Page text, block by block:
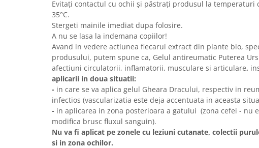
Evitați contactul cu ochii și păstrați produsul la temperaturi
35°C.
Stergeti mainile imediat dupa folosire.
A nu se lasa la indemana copiilor!
Avand in vedere actiunea fiecarui extract din plante bio,
produsului, putem spune ca, Gelul antireumatic Puterea
afectiuni circulatorii, inflamatorii, musculare si articulare,
aplicarii in doua situatii:
- in care se va aplica gelul Gheara Dracului, respectiv in
infectios (vascularizatia este deja accentuata in aceasta
- in aplicarea in zona posterioara a gatului (zona cefei - nu
modifica brusc fluxul sanguin).
Nu va fi aplicat pe zonele cu leziuni cutanate, colectii
si in zona ochilor.